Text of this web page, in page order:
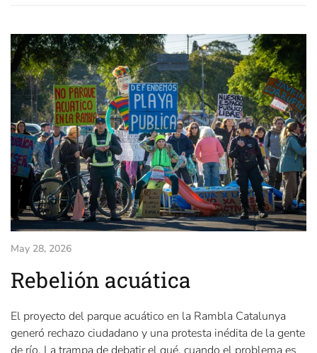
May 28, 2026
Rebelión acuática
El proyecto del parque acuático en la Rambla Catalunya
generó rechazo ciudadano y una protesta inédita de la gente